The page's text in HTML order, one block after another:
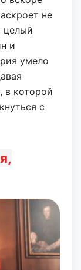
не
целый
и
умело
в которой
с